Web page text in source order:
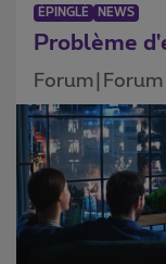
ÉPINGLÉ NEWS
Problème